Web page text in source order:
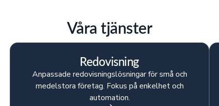
Våra tjänster
Redovisning
Anpassade redovisningslösningar för små och
medelstora företag. Fokus på enkelhet och
automation.